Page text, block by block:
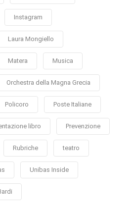
Instagram
Laura Mongiello
Matera Musica
Orchestra della Magna Grecia
Policoro Poste Italiane
libro Prevenzione
Rubriche teatro
Unibas Inside